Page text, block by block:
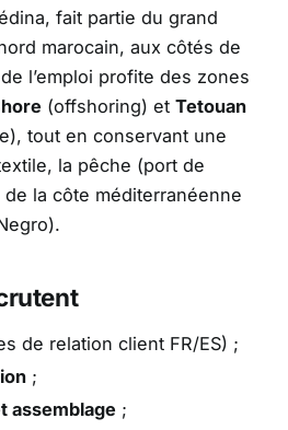
fait partie du grand
marocain, aux côtés de
l’emploi profite des zones
(offshoring) et Tetouan
tout en conservant une
la pêche (port de
la côte méditerranéenne
de relation client FR/ES) ;
;
assemblage ;